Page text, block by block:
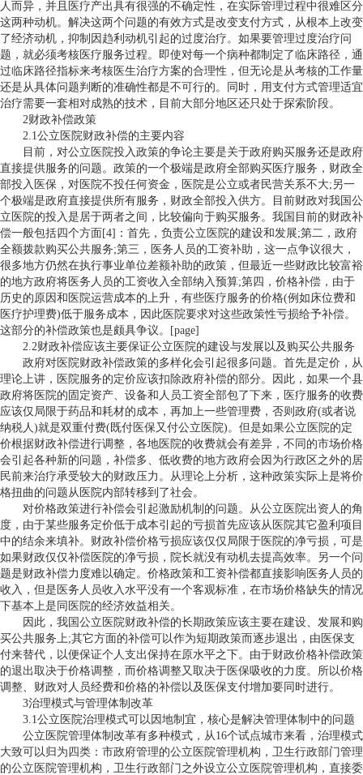
人而异，并且医疗产出具有很强的不确定性，在实际管理过程中很难区分
这两种动机。解决这两个问题的有效方式是改变支付方式，从根本上改变
了经济动机，抑制因趋利动机引起的过度治疗。如果要管理过度治疗问
题，就必须考核医疗服务过程。即使对每一个病种都制定了临床路径，通
过临床路径指标来考核医生治疗方案的合理性，但无论是从考核的工作量
还是从具体问题判断的准确性都是不可行的。同时，用支付方式管理适宜
治疗需要一套相对成熟的技术，目前大部分地区还只处于探索阶段。
2财政补偿政策
2.1公立医院财政补偿的主要内容
目前，对公立医院投入政策的争论主要是关于政府购买服务还是政府
直接提供服务的问题。政策的一个极端是政府全部购买医疗服务，财政全
部投入医保，对医院不投任何资金，医院是公立或者民营关系不大;另一
个极端是政府直接提供所有服务，财政全部投入供方。目前财政对我国公
立医院的投入是居于两者之间，比较偏向于购买服务。我国目前的财政补
偿一般包括四个方面[4]：首先，负责公立医院的建设和发展;第二，政府
全额拨款购买公共服务;第三，医务人员的工资补助，这一点争议很大，
很多地方仍然在执行事业单位差额补助的政策，但最近一些财政比较富裕
的地方政府将医务人员的工资收入全部纳入预算;第四，价格补偿，由于
历史的原因和医院运营成本的上升，有些医疗服务的价格(例如床位费和
医疗护理费)低于服务成本，因此医院要求对这些政策性亏损给予补偿。
这部分的补偿政策也是颇具争议。[page]
2.2财政补偿应该主要保证公立医院的建设与发展以及购买公共服务
政府对医院财政补偿政策的多样化会引起很多问题。首先是定价，从
理论上讲，医院服务的定价应该扣除政府补偿的部分。因此，如果一个县
政府将医院的固定资产、设备和人员工资全部包了下来，医疗服务的收费
应该仅局限于药品和耗材的成本，再加上一些管理费，否则政府(或者说
纳税人)就是双重付费(既付医保又付公立医院)。但是如果公立医院的定
价根据财政补偿进行调整，各地医院的收费就会有差异，不同的市场价格
会引起各种新的问题，补偿多、低收费的地方政府会因为行政区之外的居
民前来治疗承受较大的财政压力。从理论上分析，这种政策实际上是将价
格扭曲的问题从医院内部转移到了社会。
对价格政策进行补偿会引起激励机制的问题。从公立医院出资人的角
度，由于某些服务定价低于成本引起的亏损首先应该从医院其它盈利项目
中的结余来填补。财政补偿价格亏损应该仅仅局限于医院的净亏损，可是
如果财政仅仅补偿医院的净亏损，院长就没有动机去提高效率。另一个问
题是财政补偿力度难以确定。价格政策和工资补偿都直接影响医务人员的
收入，但是医务人员收入水平没有一个客观标准，在市场价格缺失的情况
下基本上是同医院的经济效益相关。
因此，我国公立医院财政补偿的长期政策应该主要在建设、发展和购
买公共服务上;其它方面的补偿可以作为短期政策而逐步退出，由医保支
付来替代，以便保证个人支出保持在原水平之下。由于财政价格补偿政策
的退出取决于价格调整，而价格调整又取决于医保吸收的力度。所以价格
调整、财政对人员经费和价格的补偿以及医保支付增加要同时进行。
3治理模式与管理体制改革
3.1公立医院治理模式可以因地制宜，核心是解决管理体制中的问题
公立医院管理体制改革有多种模式，从16个试点城市来看，治理模式
大致可以归为四类：市政府管理的公立医院管理机构，卫生行政部门管理
的公立医院管理机构，卫生行政部门之外设立公立医院管理机构，直接委